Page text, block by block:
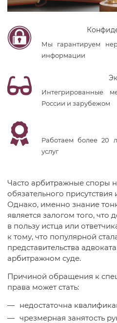
Мы гарантируем
информации
Интегрированные
России и зарубежом
Работаем более 20
услуг
Часто арбитражные споры
обязательного присутствия
Однако, именно знание
является залогом того, что
в пользу истца или
к тому, что популярной
представительства
арбитражном суде.
Причиной обращения к
права может стать:
недостаточна
чрезмерная занятость